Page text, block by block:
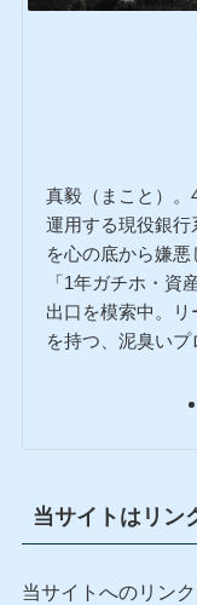
真毅（まこと）。
運用する現役銀
を心の底から嫌
「1年ガチホ・資
出口を模索中。
を持つ、泥臭いプ
当サイトはリン
当サイトへのリン